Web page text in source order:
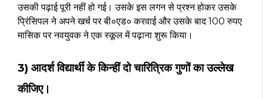
उसकी पढ़ाई पूरी नहीं हो गई। उसके इस लगन से प्रश्न होकर उसके
प्रिंसिपल ने अपने खर्च पर बी०एड० करवाई और उसके बाद 100 रुपए
मासिक पर नवयुवक ने एक स्कूल में पढ़ाना शुरू किया।
3) आदर्श विद्यार्थी के किन्हीं दो चारित्रिक गुणों का उल्लेख
कीजिए।